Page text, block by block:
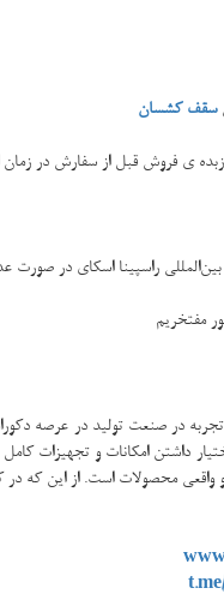
سقف کشسان
ی فروش قبل از سفارش در زمان
راسپینا اسکای در
مفتخریم
در صنعت تولید در عرصه
داشتن امکانات و تجهیزات
واقعی محصولات است. از این که